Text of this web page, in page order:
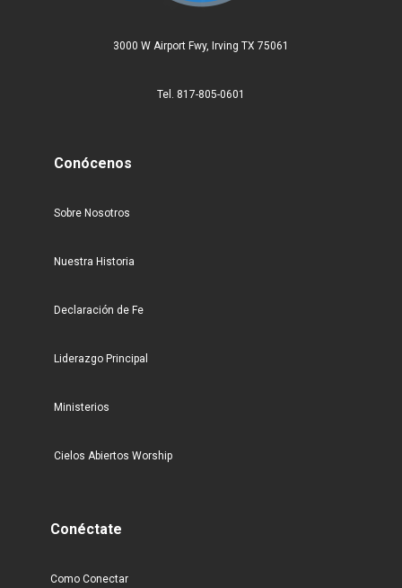
3000 W Airport Fwy, Irving TX 75061
Tel. 817-805-0601
Conócenos
Sobre Nosotros
Nuestra Historia
Declaración de Fe
Liderazgo Principal
Ministerios
Cielos Abiertos Worship
Conéctate
Como Conectar